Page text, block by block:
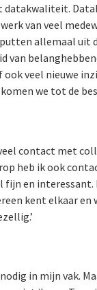
van veel
allemaal uit
van
ook veel nieuwe
we tot de
contact met
heb ik ook
en
kent elkaar
in mijn vak.